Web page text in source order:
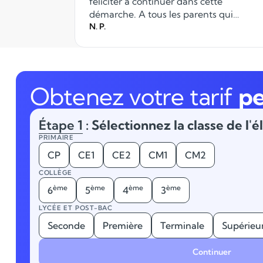
démarche. A tous les parents qui
recherchent des professeurs pour l'aide
N. P.
Obtenez votre tarif
Étape 1 : Sélectionnez la classe de
PRIMAIRE
CP CE1 CE2 CM1 CM2
COLLÈGE
6ème 5ème 4ème 3ème
LYCÉE ET POST-BAC
Seconde Première Terminale
Continuer